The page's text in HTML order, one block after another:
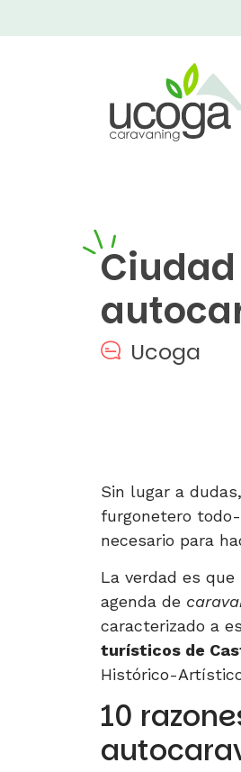
Ucoga
Sin lugar a
furgonetero
necesario para
La verdad es
agenda de
caracterizado a
turísticos de
Histórico-
10